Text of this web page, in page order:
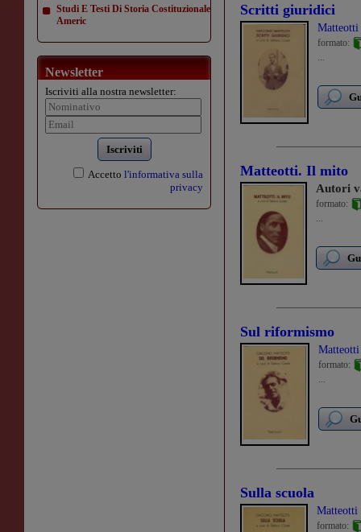
Studi E Testi Di Storia Costituzionale
Americ
Newsletter
Iscriviti alla nostra newsletter:
Iscriviti
Accetto l'informativa sulla
privacy
Scritti giuridici
Matteotti
formato:
...
Matteotti. Il mito
Autori
formato:
...
Sul riformismo
formato:
...
Sulla scuola
Matteotti
formato: